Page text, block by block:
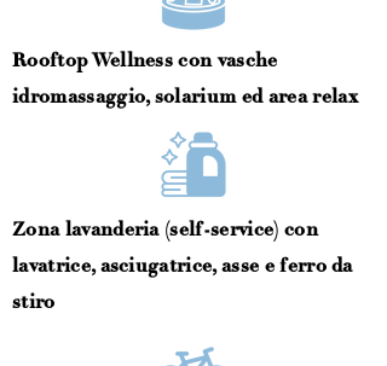
Rooftop Wellness con vasche
idromassaggio, solarium ed area relax
Zona lavanderia (self-service) con
lavatrice, asciugatrice, asse e ferro da
stiro